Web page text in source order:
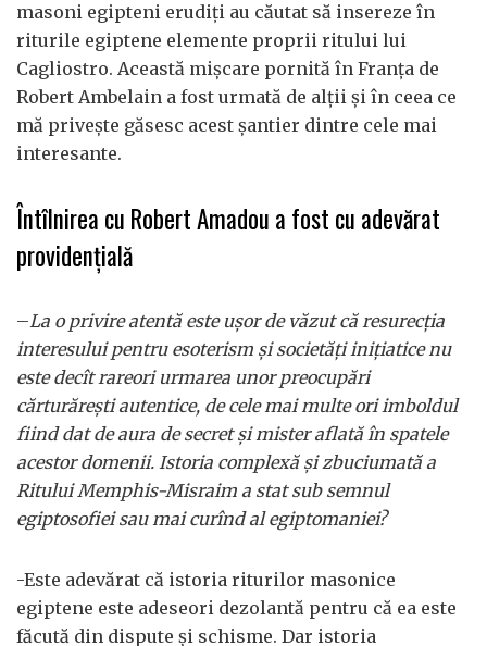
masoni egipteni erudiţi au căutat să insereze în
riturile egiptene elemente proprii ritului lui
Cagliostro. Această mişcare pornită în Franţa de
Robert Ambelain a fost urmată de alţii şi în ceea ce
mă priveşte găsesc acest şantier dintre cele mai
interesante.
Întîlnirea cu Robert Amadou a fost cu adevărat
providențială
–La o privire atentă este uşor de văzut că resurecţia
interesului pentru esoterism şi societăţi iniţiatice nu
este decît rareori urmarea unor preocupări
cărturăreşti autentice, de cele mai multe ori imboldul
fiind dat de aura de secret şi mister aflată în spatele
acestor domenii. Istoria complexă şi zbuciumată a
Ritului Memphis-Misraim a stat sub semnul
egiptosofiei sau mai curînd al egiptomaniei?
-Este adevărat că istoria riturilor masonice
egiptene este adeseori dezolantă pentru că ea este
făcută din dispute şi schisme. Dar istoria